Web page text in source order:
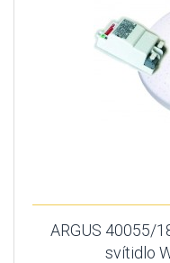
ARGUS 40055/
svítidlo